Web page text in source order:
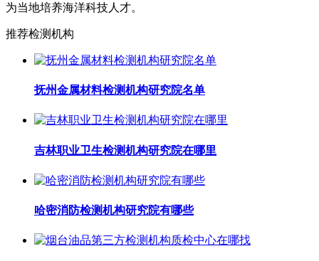
为当地培养海洋科技人才。
推荐检测机构
抚州金属材料检测机构研究院名单
吉林职业卫生检测机构研究院在哪里
哈密消防检测机构研究院有哪些